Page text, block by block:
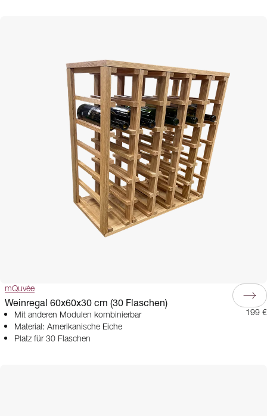
mQuvée
Weinregal 60x60x30 cm (30 Flaschen)
Mit anderen Modulen kombinierbar
Material: Amerikanische Eiche
Platz für 30 Flaschen
199 €